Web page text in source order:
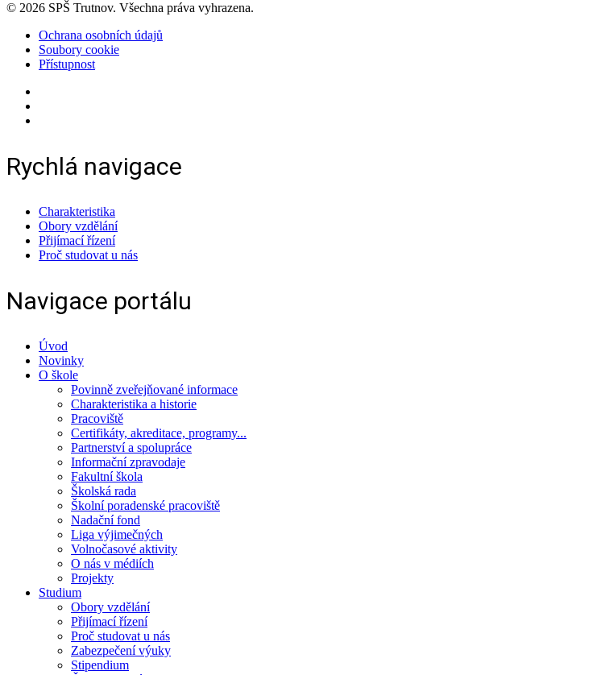
© 2026 SPŠ Trutnov. Všechna práva vyhrazena.
Ochrana osobních údajů
Soubory cookie
Přístupnost
Rychlá navigace
Charakteristika
Obory vzdělání
Přijímací řízení
Proč studovat u nás
Navigace portálu
Úvod
Novinky
O škole
Povinně zveřejňované informace
Charakteristika a historie
Pracoviště
Certifikáty, akreditace, programy...
Partnerství a spolupráce
Informační zpravodaje
Fakultní škola
Školská rada
Školní poradenské pracoviště
Nadační fond
Liga výjimečných
Volnočasové aktivity
O nás v médiích
Projekty
Studium
Obory vzdělání
Přijímací řízení
Proč studovat u nás
Zabezpečení výuky
Stipendium